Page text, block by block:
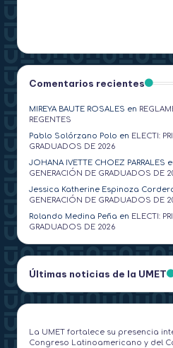
Comentarios recientes
MIREYA BAUTE ROSALES en
REGENTES
Pablo Solórzano Polo en ELECTI:
GRADUADOS DE 2026
JOHANA IVETTE CHOEZ PARRALES
GENERACIÓN DE GRADUADOS DE
Jessica Katherine Espinoza
GENERACIÓN DE GRADUADOS DE
Rolando Medina Peña en ELECTI:
GRADUADOS DE 2026
Últimas noticias de la UMET
La UMET fortalece su presencia
Congreso Latinoamericano y del